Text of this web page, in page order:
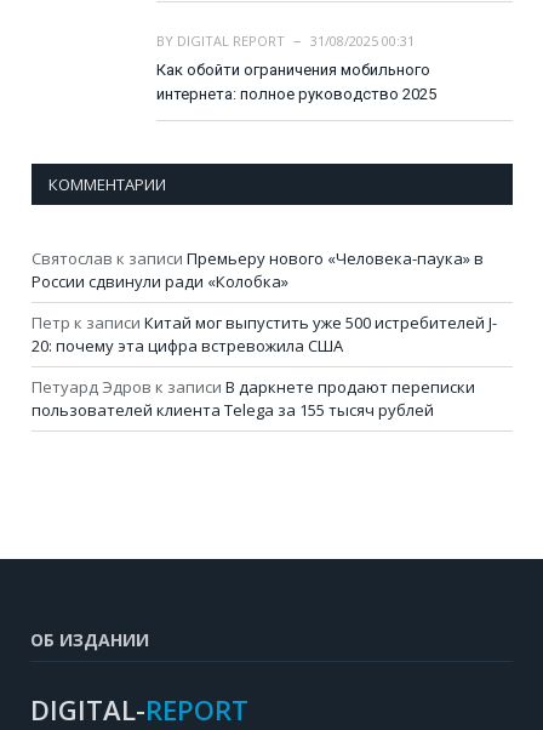
BY DIGITAL REPORT
31/08/2025 00:31
Как обойти ограничения мобильного
интернета: полное руководство 2025
КОММЕНТАРИИ
Святослав к записи Премьеру нового «Человека-паука» в
России сдвинули ради «Колобка»
Петр к записи Китай мог выпустить уже 500 истребителей J-
20: почему эта цифра встревожила США
Петуард Эдров к записи В даркнете продают переписки
пользователей клиента Telega за 155 тысяч рублей
ОБ ИЗДАНИИ
DIGITAL-REPORT